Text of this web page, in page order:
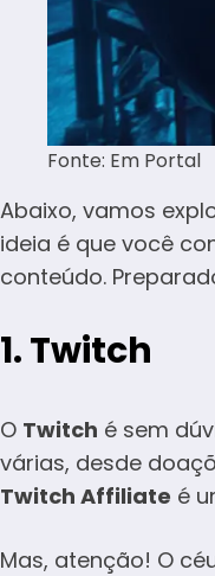
Fonte: Em Portal
Abaixo, vamos
ideia é que você
conteúdo.
1.Twitch
O Twitch é sem
várias, desde
Twitch Affiliate é
Mas, atenção! O